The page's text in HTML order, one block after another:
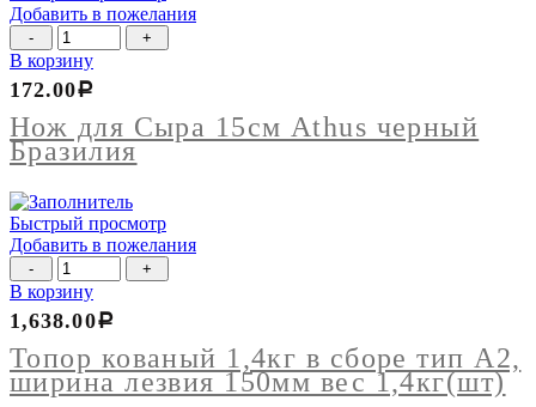
Добавить в пожелания
Количество
товара
Нож
для
Сыра
15см
Athus
Бразилия
В корзину
Нож для Сыра 15см Athus черный
Бразилия
172.00Р
Быстрый просмотр
Добавить в пожелания
Количество
товара
Топор
кованый
1,4кг
в
сборе
В корзину
Топор кованый 1,4кг в сборе тип А2,
ширина лезвия 150мм вес 1,4кг(шт)
1,638.00Р